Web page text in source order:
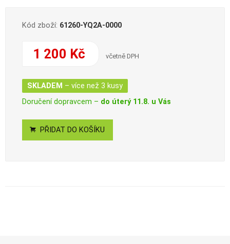
Kód zboží: 61260-YQ2A-0000
1 200 Kč včetně DPH
SKLADEM – více než 3 kusy
Doručení dopravcem – do úterý 11.8. u Vás
PŘIDAT DO KOŠÍKU